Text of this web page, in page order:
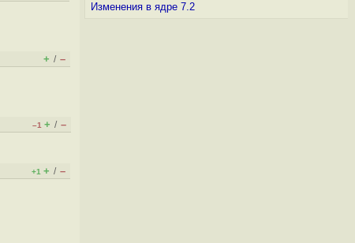
+ / –
–1 + / –
+1 + / –
Изменения в ядре 7.2